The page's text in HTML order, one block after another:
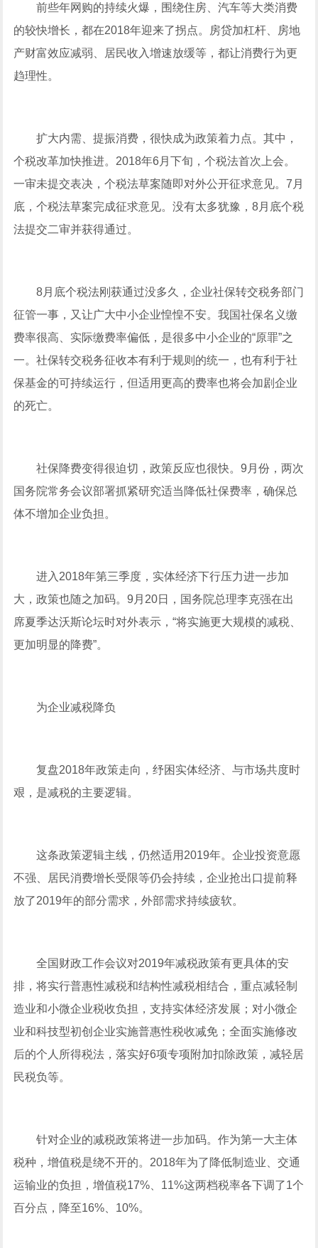
前些年网购的持续火爆，围绕住房、汽车等大类消费
的较快增长，都在2018年迎来了拐点。房贷加杠杆、房地
产财富效应减弱、居民收入增速放缓等，都让消费行为更
趋理性。
扩大内需、提振消费，很快成为政策着力点。其中，
个税改革加快推进。2018年6月下旬，个税法首次上会。
一审未提交表决，个税法草案随即对外公开征求意见。7月
底，个税法草案完成征求意见。没有太多犹豫，8月底个税
法提交二审并获得通过。
8月底个税法刚获通过没多久，企业社保转交税务部门
征管一事，又让广大中小企业惶惶不安。我国社保名义缴
费率很高、实际缴费率偏低，是很多中小企业的“原罪”之
一。社保转交税务征收本有利于规则的统一，也有利于社
保基金的可持续运行，但适用更高的费率也将会加剧企业
的死亡。
社保降费变得很迫切，政策反应也很快。9月份，两次
国务院常务会议部署抓紧研究适当降低社保费率，确保总
体不增加企业负担。
进入2018年第三季度，实体经济下行压力进一步加
大，政策也随之加码。9月20日，国务院总理李克强在出
席夏季达沃斯论坛时对外表示，“将实施更大规模的减税、
更加明显的降费”。
为企业减税降负
复盘2018年政策走向，纾困实体经济、与市场共度时
艰，是减税的主要逻辑。
这条政策逻辑主线，仍然适用2019年。企业投资意愿
不强、居民消费增长受限等仍会持续，企业抢出口提前释
放了2019年的部分需求，外部需求持续疲软。
全国财政工作会议对2019年减税政策有更具体的安
排，将实行普惠性减税和结构性减税相结合，重点减轻制
造业和小微企业税收负担，支持实体经济发展；对小微企
业和科技型初创企业实施普惠性税收减免；全面实施修改
后的个人所得税法，落实好6项专项附加扣除政策，减轻居
民税负等。
针对企业的减税政策将进一步加码。作为第一大主体
税种，增值税是绕不开的。2018年为了降低制造业、交通
运输业的负担，增值税17%、11%这两档税率各下调了1个
百分点，降至16%、10%。